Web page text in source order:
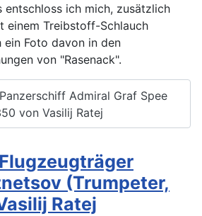
entschloss ich mich, zusätzlich
einem Treibstoff-Schlauch
ein Foto davon in den
von "Rasenack".
Admiral Graf Spee
von Vasilij Ratej
(Trumpeter,
Ratej